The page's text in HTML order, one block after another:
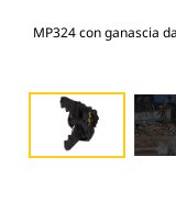
MP324 con ganascia